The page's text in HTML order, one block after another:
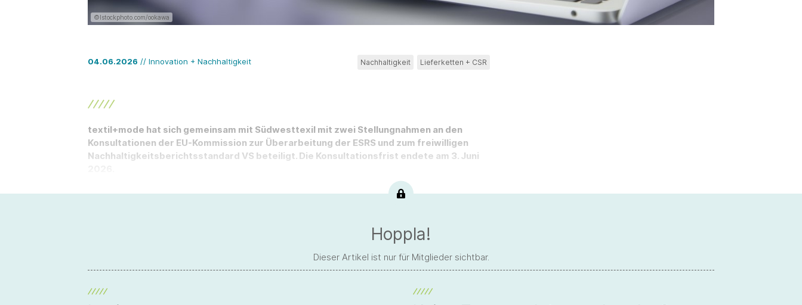
©Istockphoto.com/ookawa
04.06.2026 // Innovation + Nachhaltigkeit Nachhaltigkeit Lieferketten + CSR
textil+mode hat sich gemeinsam mit Südwesttexil mit zwei Stellungnahmen an den
Konsultationen der EU-Kommission zur Überarbeitung der ESRS und zum freiwilligen
Nachhaltigkeitsberichtsstandard VS beteiligt. Die Konsultationsfrist endete am 3. Juni
Hoppla!
Dieser Artikel ist nur für Mitglieder sichtbar.